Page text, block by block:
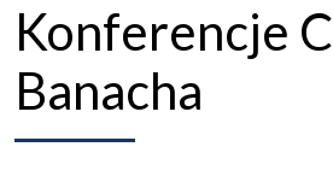
Konferencje
Banacha